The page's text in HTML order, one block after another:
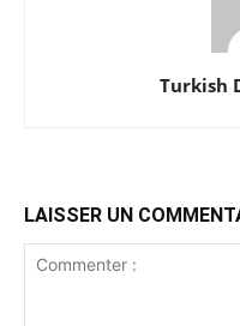
LAISSER UN